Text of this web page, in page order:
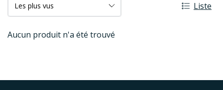
Liste
Aucun produit n'a été trouvé